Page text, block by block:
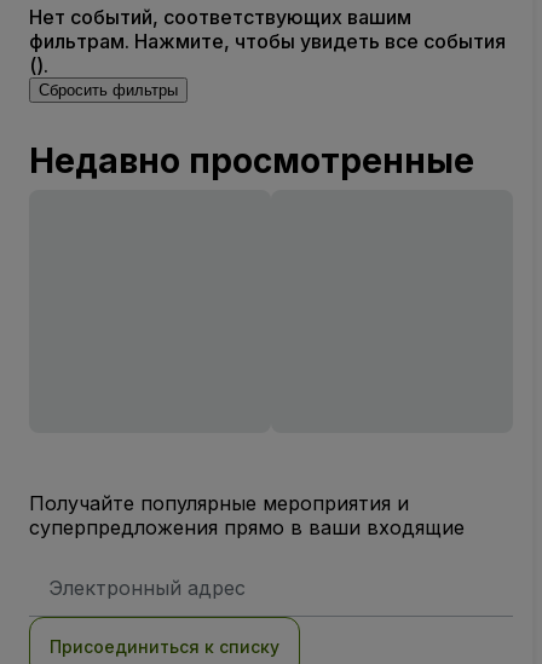
Нет событий, соответствующих вашим
фильтрам. Нажмите, чтобы увидеть все события
().
Сбросить фильтры
Недавно просмотренные
Получайте популярные мероприятия и
суперпредложения прямо в ваши входящие
электронной
Присоединиться к списку